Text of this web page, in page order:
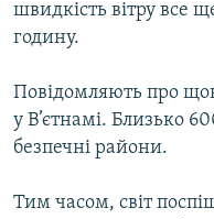
швидкість вітру все
годину.
Повідомляють про
у В’єтнамі. Близько
безпечні райони.
Тим часом, світ